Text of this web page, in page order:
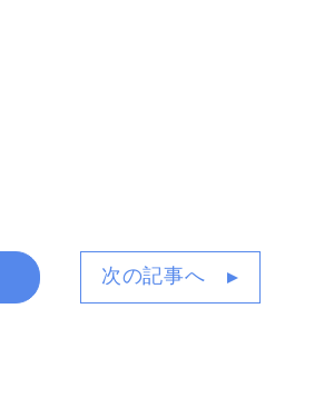
次の記事へ